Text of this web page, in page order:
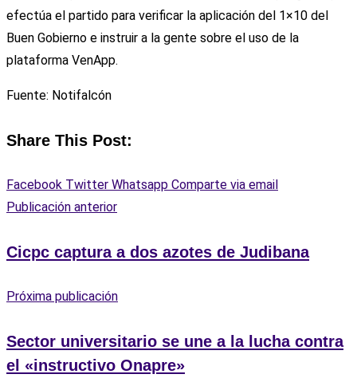
efectúa el partido para verificar la aplicación del 1×10 del
Buen Gobierno e instruir a la gente sobre el uso de la
plataforma VenApp.
Fuente: Notifalcón
Share This Post:
Facebook Twitter Whatsapp Comparte via email
Publicación anterior
Cicpc captura a dos azotes de Judibana
Próxima publicación
Sector universitario se une a la lucha contra
el «instructivo Onapre»